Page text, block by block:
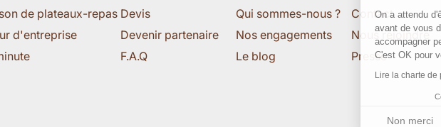
On a attendu d'être
avant de vous
accompagner
C'est OK pour vous
Lire la charte de
Non merci
de plateaux-repas
d'entreprise
Devis
Devenir partenaire
F.A.Q
Qui sommes-nous ?
Nos engagements
Le blog
Contact
Nous rejoindre
Presse